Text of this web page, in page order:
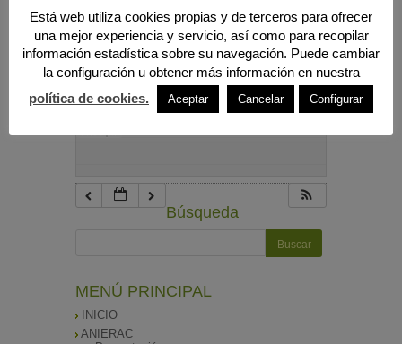
9:00 pm
10:00 pm
Búsqueda
MENÚ PRINCIPAL
INICIO
ANIERAC
Está web utiliza cookies propias y de terceros para ofrecer
una mejor experiencia y servicio, así como para recopilar
información estadística sobre su navegación. Puede cambiar
la configuración u obtener más información en nuestra
política de cookies.
Aceptar Cancelar Configurar